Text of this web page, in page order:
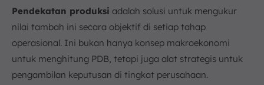
Approach)
Kesimpulan
FAQ:
Pendekatan produksi adalah solusi untuk mengukur
nilai tambah ini secara objektif di setiap tahap
operasional. Ini bukan hanya konsep makroekonomi
untuk menghitung PDB, tetapi juga alat strategis untuk
pengambilan keputusan di tingkat perusahaan.